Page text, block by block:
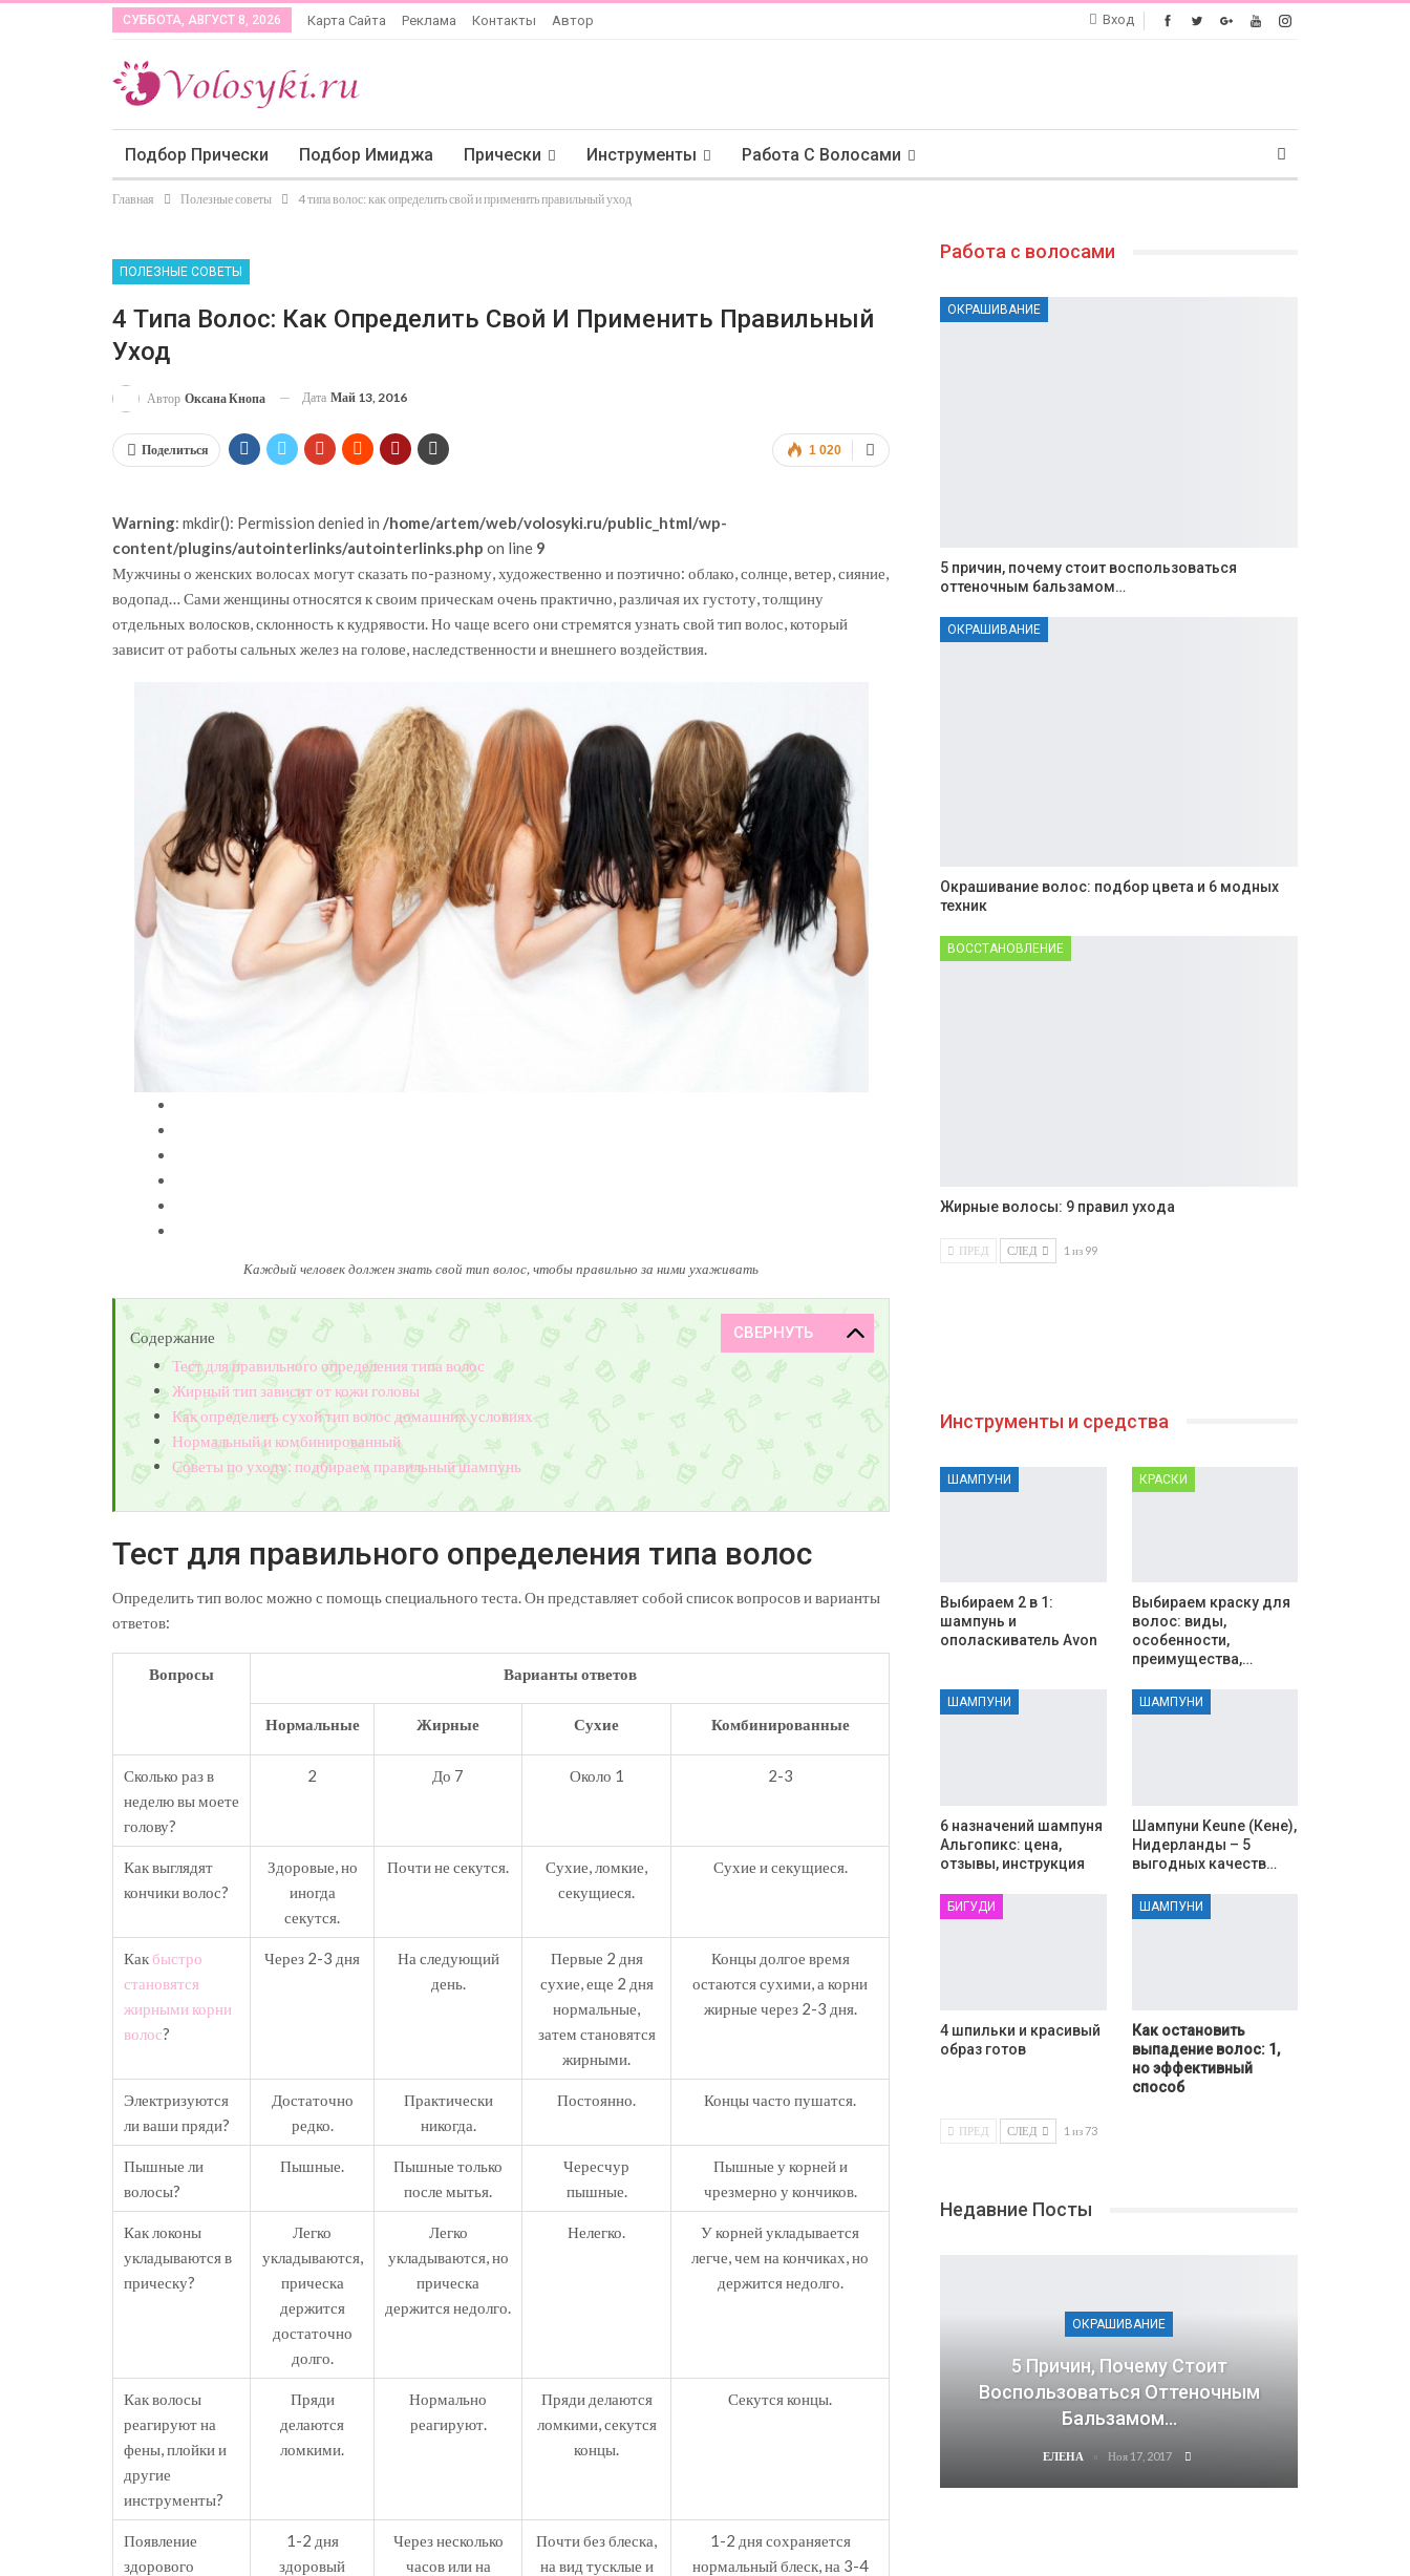
Вход
СУББОТА, АВГУСТ 8, 2026 Карта Сайта Реклама Контакты Автор
Подбор Прически Подбор Имиджа Прически Инструменты Работа С Волосами
Главная Полезные советы 4 типа волос: как определить свой и применить правильный уход
ПОЛЕЗНЫЕ СОВЕТЫ
4 Типа Волос: Как Определить Свой И Применить Правильный
Уход
Автор Оксана Кнопа Дата Май 13, 2016
1 020
Поделиться
Warning: mkdir(): Permission denied in /home/artem/web/volosyki.ru/public_html/wp-
content/plugins/autointerlinks/autointerlinks.php on line 9
Мужчины о женских волосах могут сказать по-разному, художественно и поэтично: облако, солнце, ветер, сияние,
водопад… Сами женщины относятся к своим прическам очень практично, различая их густоту, толщину
отдельных волосков, склонность к кудрявости. Но чаще всего они стремятся узнать свой тип волос, который
зависит от работы сальных желез на голове, наследственности и внешнего воздействия.
Каждый человек должен знать свой тип волос, чтобы правильно за ними ухаживать
Содержание
Тест для правильного определения типа волос
Жирный тип зависит от кожи головы
Как определить сухой тип волос домашних условиях
Нормальный и комбинированный
Советы по уходу: подбираем правильный шампунь
Тест для правильного определения типа волос
Определить тип волос можно с помощь специального теста. Он представляет собой список вопросов и варианты
ответов:
Вопросы Варианты ответов
Нормальные Жирные Сухие Комбинированные
Сколько раз в
неделю вы моете
голову?
2 До 7 Около 1 2-3
Как выглядят
кончики волос?
Здоровые, но
иногда
секутся.
Почти не секутся.
Сухие, ломкие,
секущиеся.
Сухие и секущиеся.
Как быстро
становятся
жирными корни
волос?
Через 2-3 дня
На следующий
день.
Первые 2 дня
сухие, еще 2 дня
нормальные,
затем становятся
жирными.
Концы долгое время
остаются сухими, а корни
жирные через 2-3 дня.
Электризуются
ли ваши пряди?
Достаточно
редко.
Практически
никогда.
Постоянно. Концы часто пушатся.
Пышные ли
волосы?
Пышные.
Пышные только
после мытья.
Чересчур
пышные.
Пышные у корней и
чрезмерно у кончиков.
Как локоны
укладываются в
прическу?
Легко
укладываются,
прическа
держится
достаточно
долго.
Легко
укладываются, но
прическа
держится недолго.
Нелегко.
У корней укладывается
легче, чем на кончиках, но
держится недолго.
Как волосы
реагируют на
фены, плойки и
другие
инструменты?
Пряди
делаются
ломкими.
Нормально
реагируют.
Пряди делаются
ломкими, секутся
концы.
Секутся концы.
Появление
здорового
1-2 дня
здоровый
Через несколько
часов или на
Почти без блеска,
на вид тусклые и
1-2 дня сохраняется
нормальный блеск, на 3-4
Работа с волосами
ОКРАШИВАНИЕ
5 причин, почему стоит воспользоваться
оттеночным бальзамом…
ОКРАШИВАНИЕ
Окрашивание волос: подбор цвета и 6 модных
техник
ВОССТАНОВЛЕНИЕ
Жирные волосы: 9 правил ухода
ПРЕД СЛЕД 1 из 99
Инструменты и средства
ШАМПУНИ
Выбираем 2 в 1:
шампунь и
ополаскиватель Avon
КРАСКИ
Выбираем краску для
волос: виды,
особенности,
преимущества,…
ШАМПУНИ
6 назначений шампуня
Альгопикс: цена,
отзывы, инструкция
ШАМПУНИ
Шампуни Keune (Кене),
Нидерланды – 5
выгодных качеств…
БИГУДИ
4 шпильки и красивый
образ готов
ШАМПУНИ
Как остановить
выпадение волос: 1,
но эффективный
способ
ПРЕД СЛЕД 1 из 73
Недавние Посты
ОКРАШИВАНИЕ
5 Причин, Почему Стоит
Воспользоваться Оттеночным
Бальзамом…
ЕЛЕНА Ноя 17, 2017